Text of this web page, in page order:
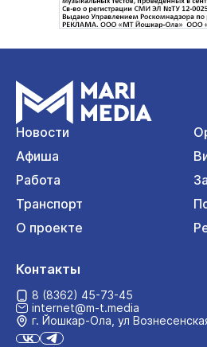
Новости
Афиша
Работа
Транспорт
О проекте
Контакты
8 (8362) 45-73-45
internet@m-t.media
г. Йошкар‑Ола, ул